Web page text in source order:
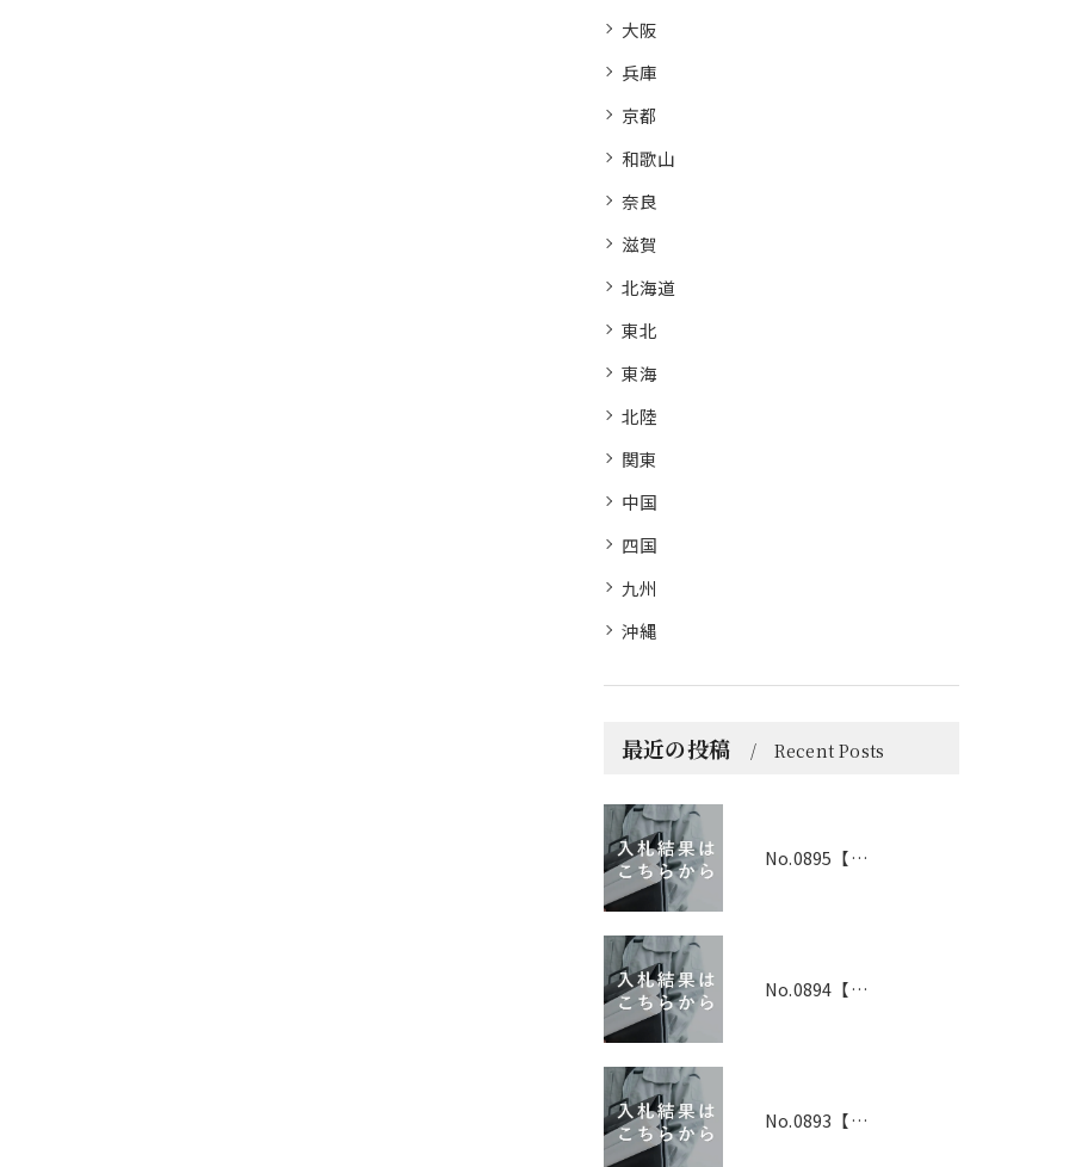
大阪
兵庫
京都
和歌山
奈良
滋賀
北海道
東北
東海
北陸
関東
中国
四国
九州
沖縄
最近の投稿 Recent Posts
No.0895【京都】2026年6月1日 入札結果
No.0894【兵庫】2026年3月19日 入札結果
No.0893【兵庫】2026年3月25日 入札結果